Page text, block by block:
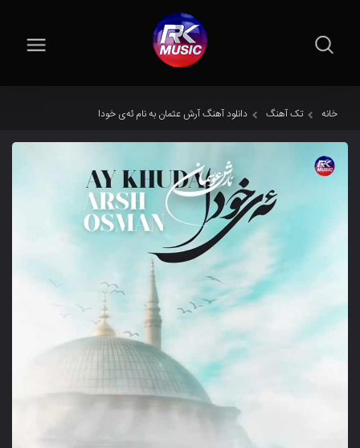
خانه تک آهنگ دانلود آهنگ آرش عثمان به نام ئەی خودا